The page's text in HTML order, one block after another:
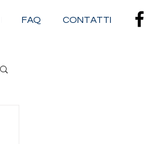
FAQ CONTATTI